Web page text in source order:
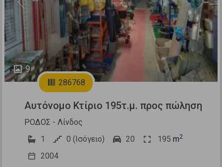
9
Previous Next
286768
Αυτόνομο Κτίριο 195τ.μ. προς πώληση
ΡΟΔΟΣ - Λίνδος
1
0 (Ισόγειο) 20 195 m2
2004